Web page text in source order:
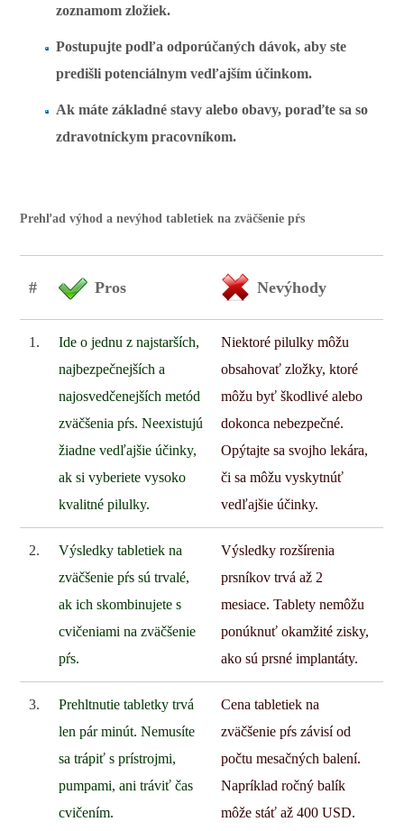
zoznamom zložiek.
Postupujte podľa odporúčaných dávok, aby ste
predišli potenciálnym vedľajším účinkom.
Ak máte základné stavy alebo obavy, poraďte sa so
zdravotníckym pracovníkom.
Prehľad výhod a nevýhod tabletiek na zväčšenie pŕs
# Pros Nevýhody
1.
Ide o jednu z najstarších,
najbezpečnejších a
najosvedčenejších metód
zväčšenia pŕs. Neexistujú
žiadne vedľajšie účinky,
ak si vyberiete vysoko
kvalitné pilulky.
Niektoré pilulky môžu
obsahovať zložky, ktoré
môžu byť škodlivé alebo
dokonca nebezpečné.
Opýtajte sa svojho lekára,
či sa môžu vyskytnúť
vedľajšie účinky.
2.
Výsledky tabletiek na
zväčšenie pŕs sú trvalé,
ak ich skombinujete s
cvičeniami na zväčšenie
pŕs.
Výsledky rozšírenia
prsníkov trvá až 2
mesiace. Tablety nemôžu
ponúknuť okamžité zisky,
ako sú prsné implantáty.
3.
Prehltnutie tabletky trvá
len pár minút. Nemusíte
sa trápiť s prístrojmi,
pumpami, ani tráviť čas
cvičením.
Cena tabletiek na
zväčšenie pŕs závisí od
počtu mesačných balení.
Napríklad ročný balík
môže stáť až 400 USD.